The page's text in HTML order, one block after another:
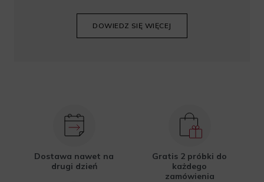
DOWIEDZ SIĘ WIĘCEJ
Dostawa nawet na
drugi dzień
Gratis 2 próbki do
każdego
zamówienia